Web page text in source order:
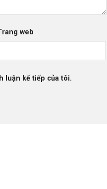
web
luận kế tiếp của tôi.